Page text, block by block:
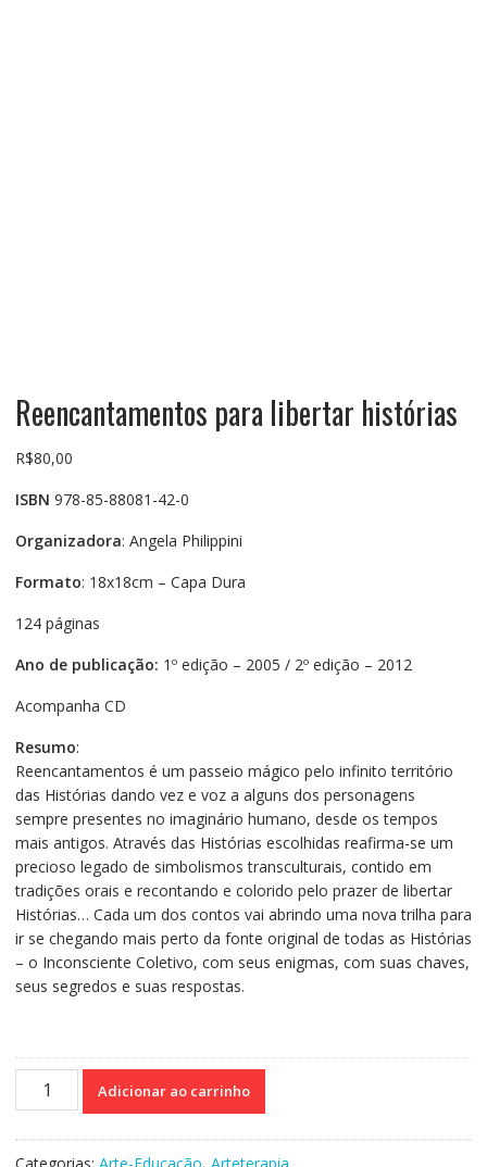
Reencantamentos para libertar histórias
R$80,00
ISBN 978-85-88081-42-0
Organizadora: Angela Philippini
Formato: 18x18cm – Capa Dura
124 páginas
Ano de publicação: 1º edição – 2005 / 2º edição – 2012
Acompanha CD
Resumo:
Reencantamentos é um passeio mágico pelo infinito território
das Histórias dando vez e voz a alguns dos personagens
sempre presentes no imaginário humano, desde os tempos
mais antigos. Através das Histórias escolhidas reafirma-se um
precioso legado de simbolismos transculturais, contido em
tradições orais e recontando e colorido pelo prazer de libertar
Histórias… Cada um dos contos vai abrindo uma nova trilha para
ir se chegando mais perto da fonte original de todas as Histórias
– o Inconsciente Coletivo, com seus enigmas, com suas chaves,
seus segredos e suas respostas.
Reencantamentos
Adicionar ao carrinho